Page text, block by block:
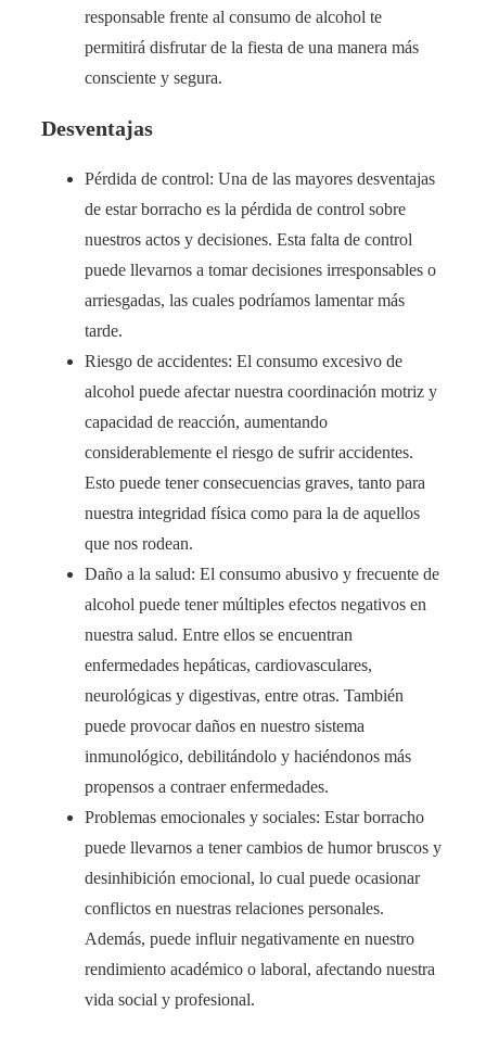
responsable frente al consumo de alcohol te
permitirá disfrutar de la fiesta de una manera más
consciente y segura.
Desventajas
Pérdida de control: Una de las mayores desventajas
de estar borracho es la pérdida de control sobre
nuestros actos y decisiones. Esta falta de control
puede llevarnos a tomar decisiones irresponsables o
arriesgadas, las cuales podríamos lamentar más
tarde.
Riesgo de accidentes: El consumo excesivo de
alcohol puede afectar nuestra coordinación motriz y
capacidad de reacción, aumentando
considerablemente el riesgo de sufrir accidentes.
Esto puede tener consecuencias graves, tanto para
nuestra integridad física como para la de aquellos
que nos rodean.
Daño a la salud: El consumo abusivo y frecuente de
alcohol puede tener múltiples efectos negativos en
nuestra salud. Entre ellos se encuentran
enfermedades hepáticas, cardiovasculares,
neurológicas y digestivas, entre otras. También
puede provocar daños en nuestro sistema
inmunológico, debilitándolo y haciéndonos más
propensos a contraer enfermedades.
Problemas emocionales y sociales: Estar borracho
puede llevarnos a tener cambios de humor bruscos y
desinhibición emocional, lo cual puede ocasionar
conflictos en nuestras relaciones personales.
Además, puede influir negativamente en nuestro
rendimiento académico o laboral, afectando nuestra
vida social y profesional.